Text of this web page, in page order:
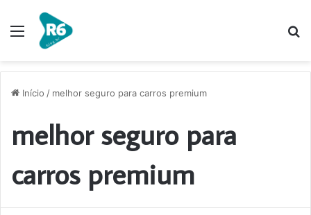
Menu
Início / melhor seguro para carros premium
melhor seguro para
carros premium